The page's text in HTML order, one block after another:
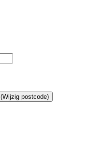
(Wijzig postcode)